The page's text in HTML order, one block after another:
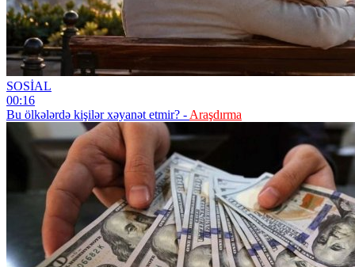
SOSİAL
00:16
Bu ölkələrdə kişilər xəyanət etmir? - Araşdırma